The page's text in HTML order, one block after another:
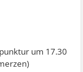
um 17.30